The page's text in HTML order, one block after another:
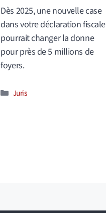
Dès 2025, une nouvelle case
dans votre déclaration fiscale
pourrait changer la donne
pour près de 5 millions de
foyers.
Catégories
Juris